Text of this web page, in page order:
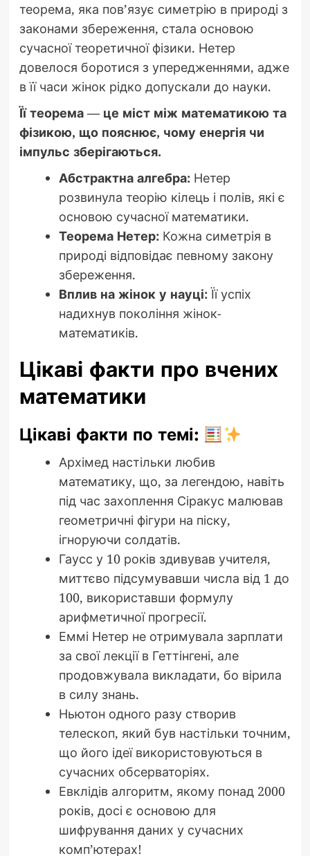
теорема, яка пов’язує симетрію в природі з
законами збереження, стала основою
сучасної теоретичної фізики. Нетер
довелося боротися з упередженнями, адже
в її часи жінок рідко допускали до науки.
Її теорема — це міст між математикою та
фізикою, що пояснює, чому енергія чи
імпульс зберігаються.
Абстрактна алгебра:Нетер
розвинула теорію кілець і полів, які є
основою сучасної математики.
Теорема Нетер:Кожна симетрія в
природі відповідає певному закону
збереження.
Вплив на жінок у науці:Її успіх
надихнув покоління жінок-
математиків.
Цікаві факти про вчених
математики
Цікаві факти по темі:
Архімед настільки любив
математику, що, за легендою, навіть
під час захоплення Сіракус малював
геометричні фігури на піску,
ігноруючи солдатів.
Гаусс у 10 років здивував учителя,
миттєво підсумувавши числа від 1 до
100, використавши формулу
арифметичної прогресії.
Еммі Нетер не отримувала зарплати
за свої лекції в Геттінгені, але
продовжувала викладати, бо вірила
в силу знань.
Ньютон одного разу створив
телескоп, який був настільки точним,
що його ідеї використовуються в
сучасних обсерваторіях.
Евклідів алгоритм, якому понад 2000
років, досі є основою для
шифрування даних у сучасних
комп’ютерах!